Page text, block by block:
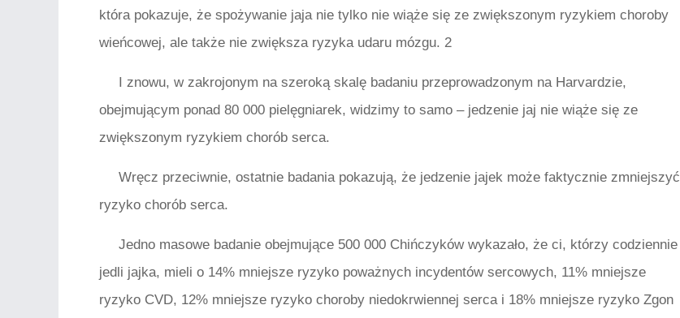
która pokazuje, że spożywanie jaja nie tylko nie wiąże się ze zwiększonym ryzykiem choroby
wieńcowej, ale także nie zwiększa ryzyka udaru mózgu. 2
I znowu, w zakrojonym na szeroką skalę badaniu przeprowadzonym na Harvardzie,
obejmującym ponad 80 000 pielęgniarek, widzimy to samo – jedzenie jaj nie wiąże się ze
zwiększonym ryzykiem chorób serca.
Wręcz przeciwnie, ostatnie badania pokazują, że jedzenie jajek może faktycznie zmniejszyć
ryzyko chorób serca.
Jedno masowe badanie obejmujące 500 000 Chińczyków wykazało, że ci, którzy codziennie
jedli jajka, mieli o 14% mniejsze ryzyko poważnych incydentów sercowych, 11% mniejsze
ryzyko CVD, 12% mniejsze ryzyko choroby niedokrwiennej serca i 18% mniejsze ryzyko Zgon